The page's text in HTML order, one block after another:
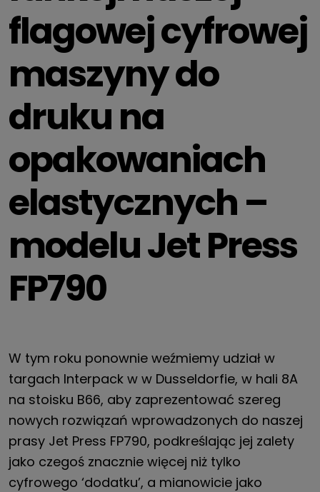
flagowej cyfrowej
maszyny do
druku na
opakowaniach
elastycznych –
modelu Jet Press
FP790
W tym roku ponownie weźmiemy udział w
targach Interpack w w Dusseldorfie, w hali 8A
na stoisku B66, aby zaprezentować szereg
nowych rozwiązań wprowadzonych do naszej
prasy Jet Press FP790, podkreślając jej zalety
jako czegoś znacznie więcej niż tylko
cyfrowego ‘dodatku’, a mianowicie jako